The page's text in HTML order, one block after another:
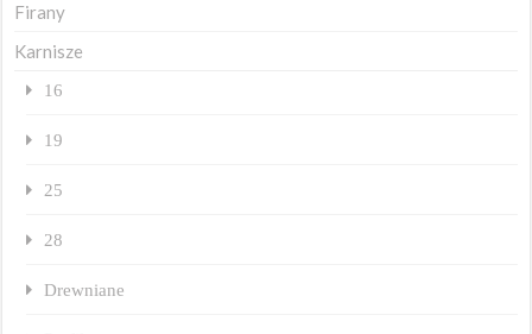
Firany
Karnisze
16
19
25
28
Drewniane